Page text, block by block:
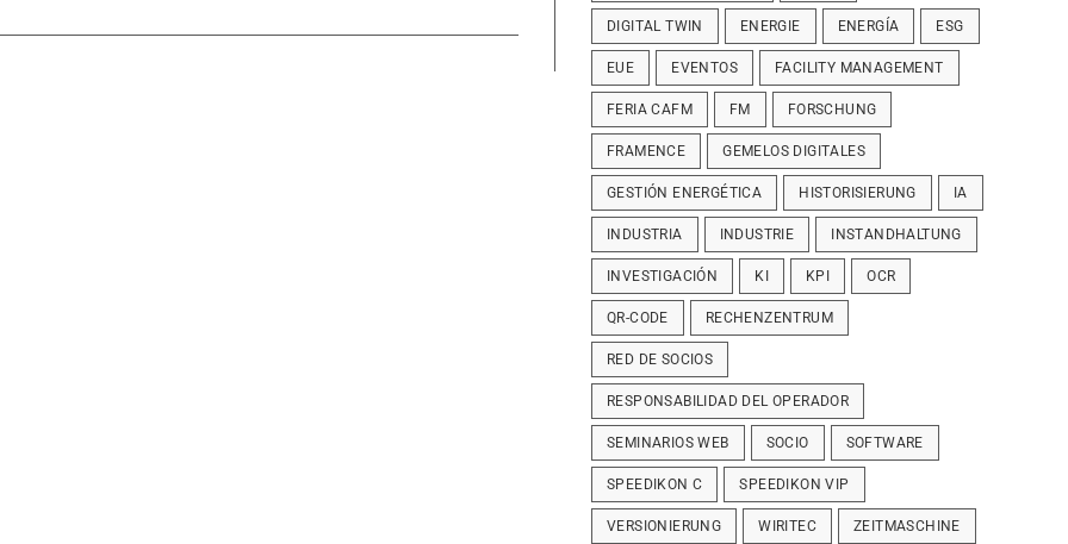
DIGITAL TWIN ENERGIE ENERGÍA ESG
EUE EVENTOS FACILITY MANAGEMENT
FERIA CAFM FM FORSCHUNG
FRAMENCE GEMELOS DIGITALES
GESTIÓN ENERGÉTICA HISTORISIERUNG IA
INDUSTRIA INDUSTRIE INSTANDHALTUNG
INVESTIGACIÓN KI KPI OCR
QR-CODE RECHENZENTRUM
RED DE SOCIOS
RESPONSABILIDAD DEL OPERADOR
SEMINARIOS WEB SOCIO SOFTWARE
SPEEDIKON C SPEEDIKON VIP
VERSIONIERUNG WIRITEC ZEITMASCHINE